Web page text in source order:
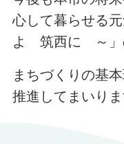
心して暮らせ
よ 筑西に ～」
まちづくりの基
推進してまいりま